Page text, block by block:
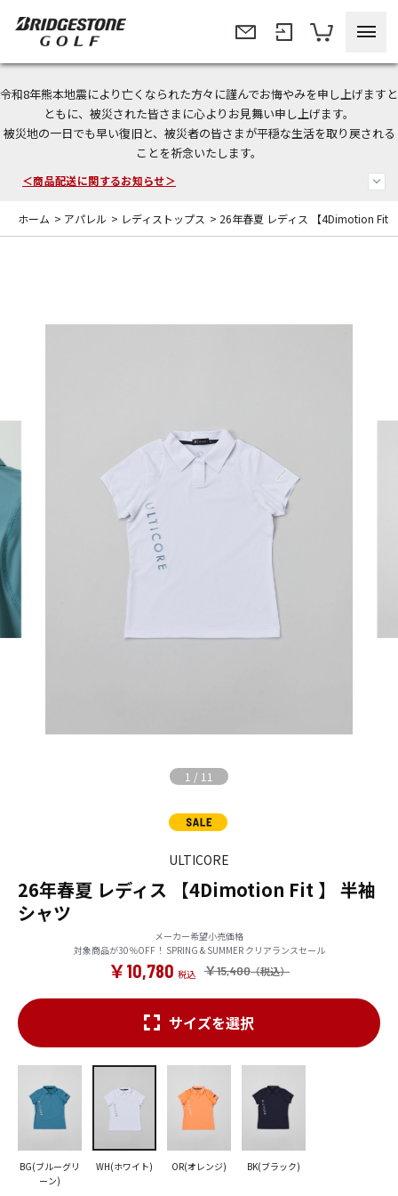
令和8年熊本地震により亡くなられた方々に謹んでお悔やみを申し上げますと
ともに、被災された皆さまに心よりお見舞い申し上げます。
被災地の一日でも早い復旧と、被災者の皆さまが平穏な生活を取り戻される
ことを祈念いたします。
今なら新規会員登録で1,000円OFFクーポンプレゼント！
＜商品配送に関するお知らせ＞
ホーム > アパレル > レディストップス > 26年春夏 レディス 【4Dimotion Fit
1 / 11
ULTICORE
26年春夏 レディス 【4Dimotion Fit 】 半袖
シャツ
メーカー希望小売価格
対象商品が30％OFF！ SPRING & SUMMER クリアランスセール
￥15,400
￥10,780
サイズを選択
BG(ブルーグリ
ーン)
WH(ホワイト) OR(オレンジ) BK(ブラック)